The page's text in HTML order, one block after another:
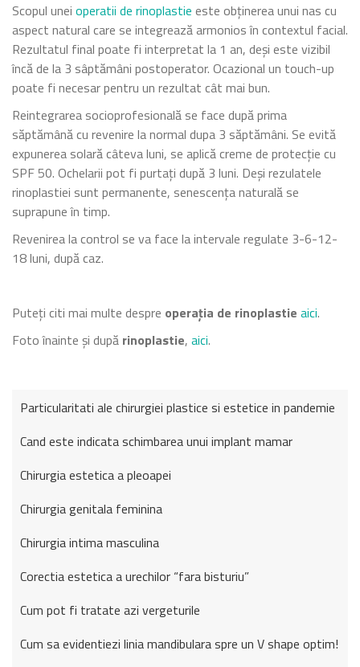
Scopul unei operatii de rinoplastie este obținerea unui nas cu
aspect natural care se integrează armonios în contextul facial.
Rezultatul final poate fi interpretat la 1 an, deși este vizibil
încă de la 3 sâptămâni postoperator. Ocazional un touch-up
poate fi necesar pentru un rezultat cât mai bun.
Reintegrarea socioprofesională se face după prima
săptămână cu revenire la normal dupa 3 săptămâni. Se evită
expunerea solară câteva luni, se aplică creme de protecție cu
SPF 50. Ochelarii pot fi purtați după 3 luni. Deși rezulatele
rinoplastiei sunt permanente, senescența naturală se
suprapune în timp.
Revenirea la control se va face la intervale regulate 3-6-12-
18 luni, după caz.
Puteți citi mai multe despre operația de rinoplastie aici.
Foto înainte și după rinoplastie, aici.
Particularitati ale chirurgiei plastice si estetice in pandemie
Cand este indicata schimbarea unui implant mamar
Chirurgia estetica a pleoapei
Chirurgia genitala feminina
Chirurgia intima masculina
Corectia estetica a urechilor “fara bisturiu”
Cum pot fi tratate azi vergeturile
Cum sa evidentiezi linia mandibulara spre un V shape optim!